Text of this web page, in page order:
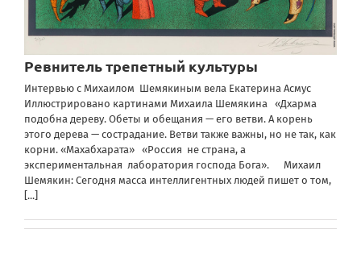
Ревнитель трепетный культуры
Интервью с Михаилом Шемякиным вела Екатерина Асмус
Иллюстрировано картинами Михаила Шемякина «Дхарма
подобна дереву. Обеты и обещания — его ветви. А корень
этого дерева — сострадание. Ветви также важны, но не так, как
корни. «Махабхарата» «Россия не страна, а
экспериментальная лаборатория господа Бога». Михаил
Шемякин: Сегодня масса интеллигентных людей пишет о том,
[...]